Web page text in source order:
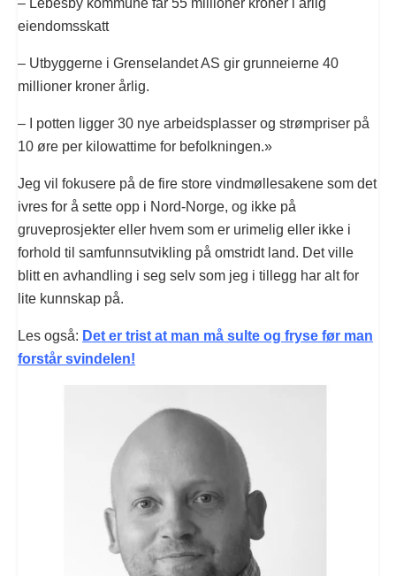
– Lebesby kommune får 55 millioner kroner i årlig
eiendomsskatt
– Utbyggerne i Grenselandet AS gir grunneierne 40
millioner kroner årlig.
– I potten ligger 30 nye arbeidsplasser og strømpriser på
10 øre per kilowattime for befolkningen.»
Jeg vil fokusere på de fire store vindmøllesakene som det
ivres for å sette opp i Nord-Norge, og ikke på
gruveprosjekter eller hvem som er urimelig eller ikke i
forhold til samfunnsutvikling på omstridt land. Det ville
blitt en avhandling i seg selv som jeg i tillegg har alt for
lite kunnskap på.
Les også: Det er trist at man må sulte og fryse før man
forstår svindelen!